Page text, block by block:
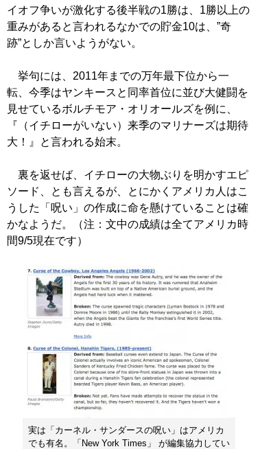
イオフ争いが激化する後半戦の1勝は、1勝以上の
重みがあると言われるなかでの貯金10は、”奇
跡”としか言いようがない。
挙句には、2011年までの万年最下位から一
転、今季はヤンキースと同率首位に並び大健闘を
見せているボルチモア・オリオールズを例に、
『（イチローがいない）来季のマリナーズは期待
大！』と言われる始末。
裏を返せば、イチローの大物ぶりを明かすエピ
ソード、とも言えるが、とにかくアメリカ人はこ
うした「呪い」の作成に命を懸けていることは確
かなようだ。（注：文中の成績は全てアメリカ時
間9/5現在です）
実は「カーネル・サンダースの呪い」はアメリカ
でも有名。「New York Times」 が編集協力してい